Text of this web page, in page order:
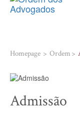
Homepage Ordem
Admissão